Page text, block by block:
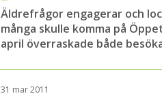
Äldrefrågor engagerar och
många skulle komma på
april överraskade både
31 mar 2011